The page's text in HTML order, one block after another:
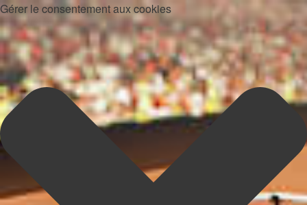
Gérer le consentement aux cookies